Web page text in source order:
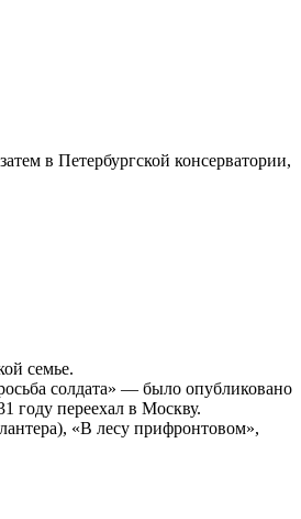
в Петербургской консерватории,
семье.
солдата» — было опубликовано
году переехал в Москву.
«В лесу прифронтовом»,